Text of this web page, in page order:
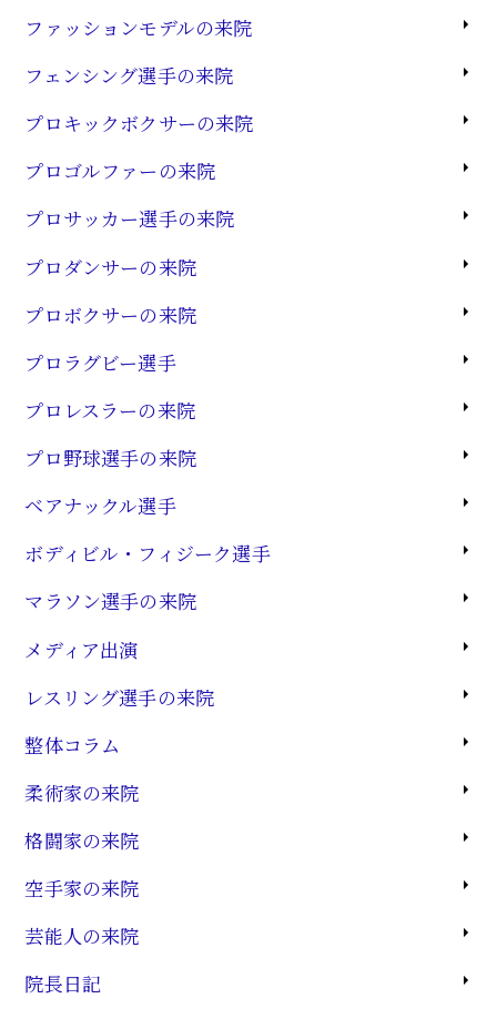
ファッションモデルの来院
フェンシング選手の来院
プロキックボクサーの来院
プロゴルファーの来院
プロサッカー選手の来院
プロダンサーの来院
プロボクサーの来院
プロラグビー選手
プロレスラーの来院
プロ野球選手の来院
ベアナックル選手
ボディビル・フィジーク選手
マラソン選手の来院
メディア出演
レスリング選手の来院
整体コラム
柔術家の来院
格闘家の来院
空手家の来院
芸能人の来院
院長日記